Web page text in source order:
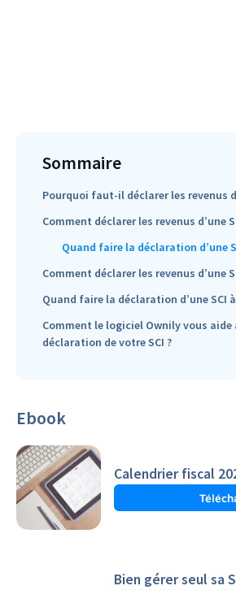
Sommaire
Pourquoi faut-il déclarer les revenus
Comment déclarer les revenus d’une
Quand faire la déclaration d’une
Comment déclarer les revenus d’une
Quand faire la déclaration d’une SCI à
Comment le logiciel Ownily vous aide
déclaration de votre SCI ?
Ebook
Calendrier fiscal
Bien gérer seul sa